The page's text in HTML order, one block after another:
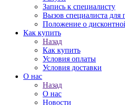
Запись к специалисту
Вызов специалиста для
Положение о
Как купить
Назад
Как купить
Условия оплаты
Условия доставки
О нас
Назад
О нас
Новости